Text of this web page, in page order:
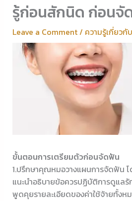
รู้ก่อนสักนิด ก่อนจั
Leave a Comment/ ความรู้เกี่ยว
ขั้นตอนการเตรียมตัวก่อนจัดฟัน
1.ปรึกษาคุณหมอวางแผนการจัดฟัน
แนะนำอธิบายข้อควรปฏิบัติการดูแลรั
พูดคุยรายละเอียดของค่าใช้จ้ายทั้งห